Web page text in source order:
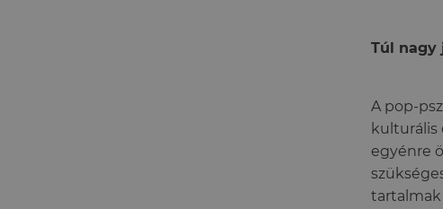
Túl nagy
A pop-
kulturális
egyénre
tartalmak